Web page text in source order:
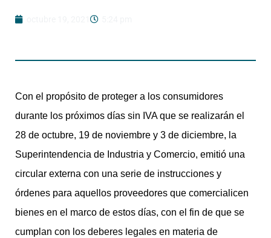
Con el propósito de proteger a los consumidores
durante los próximos días sin IVA que se realizarán el
28 de octubre, 19 de noviembre y 3 de diciembre, la
Superintendencia de Industria y Comercio, emitió una
circular externa con una serie de instrucciones y
órdenes para aquellos proveedores que comercialicen
bienes en el marco de estos días, con el fin de que se
cumplan con los deberes legales en materia de